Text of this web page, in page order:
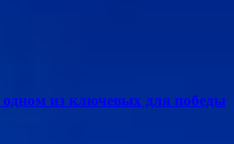
из ключевых для победы